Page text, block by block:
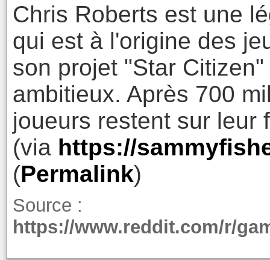
Chris Roberts est une
qui est à l'origine des
son projet "Star
ambitieux. Après 700
joueurs restent sur leur
(via https://
(Permalink)
Source :
https://www.reddit.com/r/